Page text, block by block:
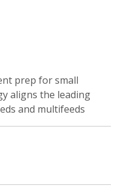
prep for small
aligns the leading
and multifeeds